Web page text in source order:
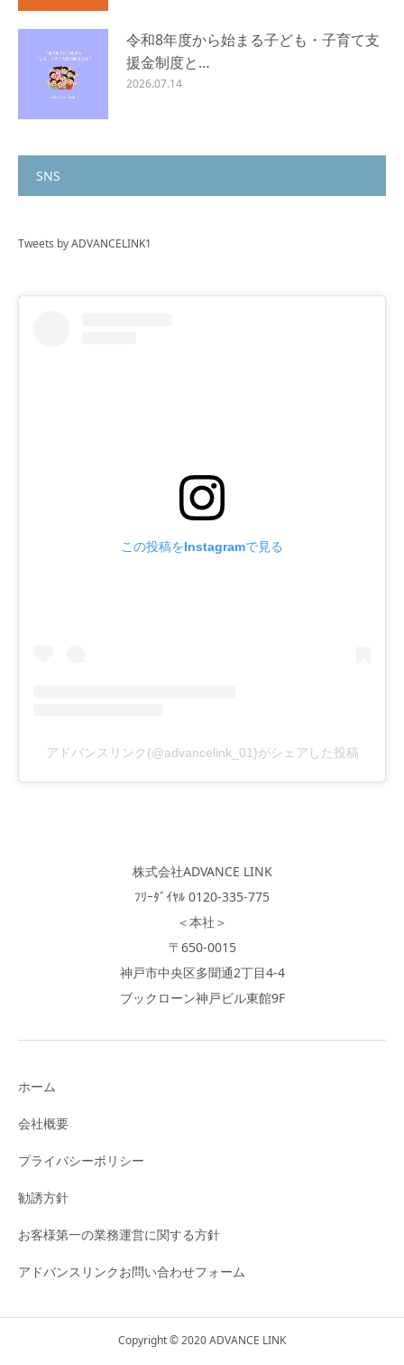
令和8年度から始まる子ども・子育て支
援金制度と…
2026.07.14
SNS
Tweets by ADVANCELINK1
この投稿をInstagramで見る
アドバンスリンク(@advancelink_01)がシェアした投稿
株式会社ADVANCE LINK
ﾌﾘｰﾀﾞｲﾔﾙ 0120-335-775
＜本社＞
〒650-0015
神戸市中央区多聞通2丁目4-4
ブックローン神戸ビル東館9F
ホーム
会社概要
プライバシーポリシー
勧誘方針
お客様第一の業務運営に関する方針
アドバンスリンクお問い合わせフォーム
Copyright © 2020 ADVANCE LINK